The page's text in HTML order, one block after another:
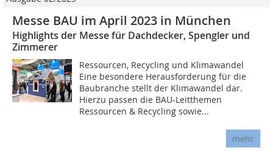
Messe BAU im April 2023 in München
Highlights der Messe für Dachdecker, Spengler und
Zimmerer
Ressourcen, Recycling und Klimawandel
Eine besondere Herausforderung für die
Baubranche stellt der Klimawandel dar.
Hierzu passen die BAU-Leitthemen
Ressourcen & Recycling sowie...
mehr